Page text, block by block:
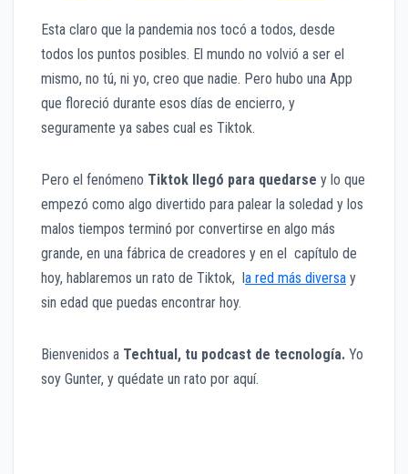
Esta claro que la pandemia nos tocó a todos, desde
todos los puntos posibles. El mundo no volvió a ser el
mismo, no tú, ni yo, creo que nadie. Pero hubo una App
que floreció durante esos días de encierro, y
seguramente ya sabes cual es Tiktok.
Pero el fenómeno Tiktok llegó para quedarse y lo que
empezó como algo divertido para palear la soledad y los
malos tiempos terminó por convertirse en algo más
grande, en una fábrica de creadores y en el capítulo de
hoy, hablaremos un rato de Tiktok, la red más diversa y
sin edad que puedas encontrar hoy.
Bienvenidos a Techtual, tu podcast de tecnología. Yo
soy Gunter, y quédate un rato por aquí.